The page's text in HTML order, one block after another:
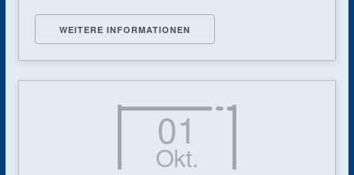
WEITERE INFORMATIONEN
01
Okt.